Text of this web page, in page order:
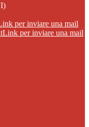
per inviare una mail
Link per inviare una mail